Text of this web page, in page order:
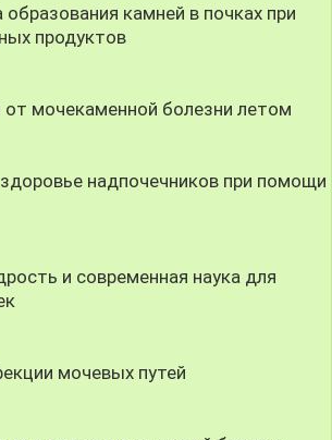
камней в почках при
продуктов
от мочекаменной болезни летом
надпочечников при помощи
и современная наука для
мочевых путей